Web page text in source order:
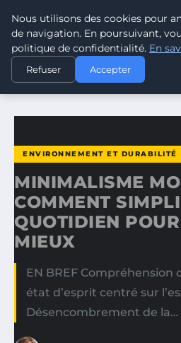
CLIMATE
ACCUEIL
ENVIRONNEMENT ET
MINIMALISME MODE DE VIE :
ENVIRONNEMENT ET DURABILITÉ
MINIMALISME
COMMENT
QUOTIDIEN
MIEUX
EN BREF Compréhension
état d’esprit centré sur
Désencombrement de la…
Nous utilisons des cookies pour
de navigation. En poursuivant,
politique de confidentialité. En
Refuser Accepter